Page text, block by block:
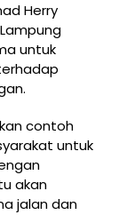
Herry
untuk
contoh
untuk
akan
jalan dan